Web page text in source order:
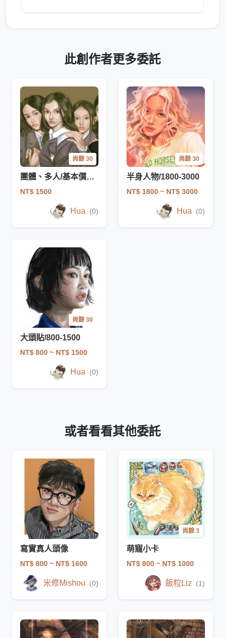
此創作者更多委託
尚餘 30
團體、多人/基本價1500，加一人加1000
NT$ 1500
Hua (0)
尚餘 30
半身人物/1800-3000
NT$ 1800 ~ NT$ 3000
Hua (0)
尚餘 30
大頭貼/800-1500
NT$ 800 ~ NT$ 1500
Hua (0)
或者看看其他委託
寫實真人頭像
NT$ 800 ~ NT$ 1600
米修Mishou (0)
尚餘 3
萌寵小卡
NT$ 800 ~ NT$ 1000
飯粒Liz (1)